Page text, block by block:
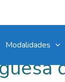
Modalidades